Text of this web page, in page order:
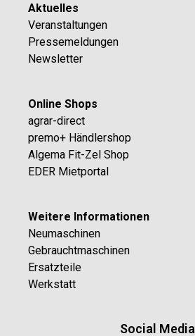
Aktuelles
Veranstaltungen
Pressemeldungen
Newsletter
Online Shops
agrar-direct
premo+ Händlershop
Algema Fit-Zel Shop
EDER Mietportal
Weitere Informationen
Neumaschinen
Gebrauchtmaschinen
Ersatzteile
Werkstatt
Social Media